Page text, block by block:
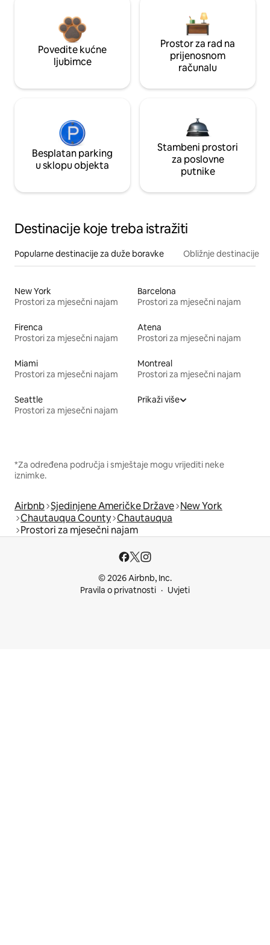
Povedite kućne
ljubimce
Prostor za rad na
prijenosnom
računalu
Besplatan parking
u sklopu objekta
Stambeni prostori
za poslovne
putnike
Destinacije koje treba istražiti
Popularne destinacije za duže boravke Obližnje destinacije
New York
Prostori za mjesečni najam
Barcelona
Prostori za mjesečni najam
Firenca
Prostori za mjesečni najam
Atena
Prostori za mjesečni najam
Miami
Prostori za mjesečni najam
Montreal
Prostori za mjesečni najam
Seattle
Prostori za mjesečni najam
Prikaži više
*Za određena područja i smještaje mogu vrijediti neke
iznimke.
Airbnb Sjedinjene Američke Države New York
Chautauqua County Chautauqua
Prostori za mjesečni najam
© 2026 Airbnb, Inc.
Pravila o privatnosti
Uvjeti